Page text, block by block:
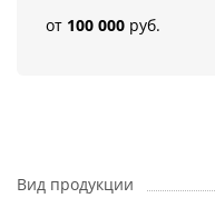
от 100 000 руб.
Вид продукции